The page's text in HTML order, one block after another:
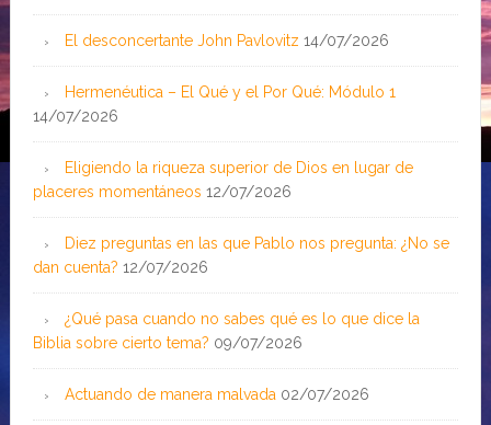
El desconcertante John Pavlovitz 14/07/2026
Hermenéutica – El Qué y el Por Qué: Módulo 1
14/07/2026
Eligiendo la riqueza superior de Dios en lugar de
placeres momentáneos 12/07/2026
Diez preguntas en las que Pablo nos pregunta: ¿No se
dan cuenta? 12/07/2026
¿Qué pasa cuando no sabes qué es lo que dice la
Biblia sobre cierto tema? 09/07/2026
Actuando de manera malvada 02/07/2026